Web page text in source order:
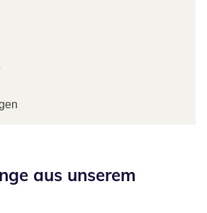
aus unserem